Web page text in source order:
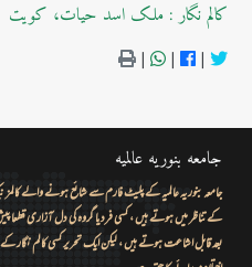
کالم نگار : ملک اسد حیات، کویت
|
|
|
جامعه بنوریه عالمیه
جامعہ بنوریہ عالمیہ کے پلیٹ فارم سے شائع ہونے والے کالمز
کے تناظر میں ہوتے ہیں ، کسی فرد یا گروہ کی دل آزاری قطعا
بعد قابل اشاعت ہوتے ہیں ، لیکن ایک تحریر کسی کالم